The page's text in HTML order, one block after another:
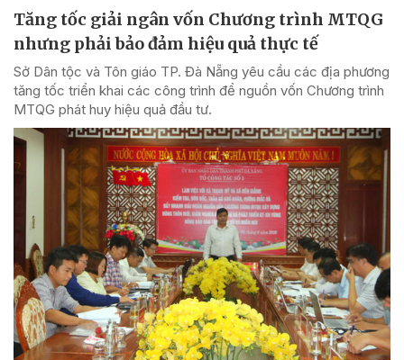
Tăng tốc giải ngân vốn Chương trình MTQG
nhưng phải bảo đảm hiệu quả thực tế
Sở Dân tộc và Tôn giáo TP. Đà Nẵng yêu cầu các địa phương
tăng tốc triển khai các công trình để nguồn vốn Chương trình
MTQG phát huy hiệu quả đầu tư.